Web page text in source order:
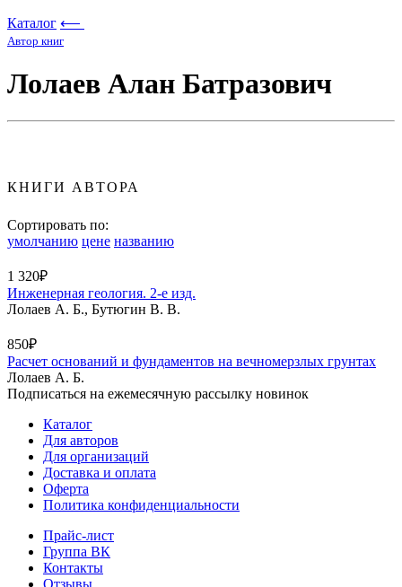
Каталог ⟵
Автор книг
Лолаев Алан Батразович
КНИГИ АВТОРА
Сортировать по:
умолчанию цене названию
1 320₽
Инженерная геология. 2-е изд.
Лолаев А. Б., Бутюгин В. В.
850₽
Расчет оснований и фундаментов на вечномерзлых грунтах
Лолаев А. Б.
Подписаться на ежемесячную рассылку новинок
Каталог
Для авторов
Для организаций
Доставка и оплата
Оферта
Политика конфиденциальности
Прайс-лист
Группа ВК
Контакты
Отзывы